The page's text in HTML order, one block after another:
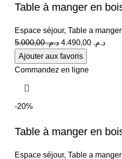
Table à manger en
Espace séjour, Table a manger
د.م.5.000,00
Le
prix
initial
د.م.Le
Ajouter aux favoris
Commandez en ligne
-20%
Table à manger en
Espace séjour, Table a manger